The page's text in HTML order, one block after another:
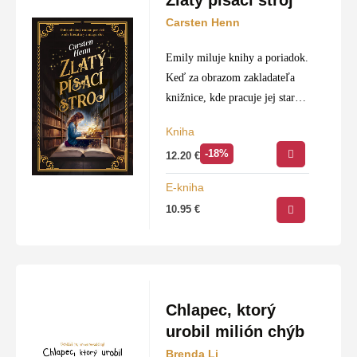
Carsten Henn
Emily miluje knihy a poriadok.
Keď za obrazom zakladateľa
knižnice, kde pracuje jej stará
ocitne sa v mieste, aké existuje
len v snoch – rozľahlú
knižnicu,…
Kniha
12.20€ -18%
E-kniha
10.95€
Chlapec, ktorý
urobil milión chýb
Brenda Li